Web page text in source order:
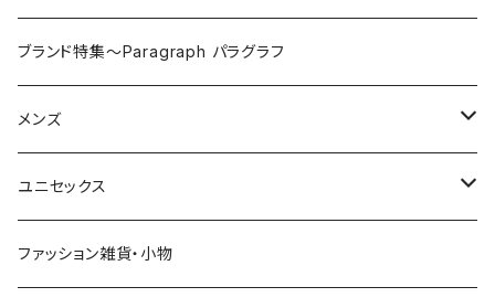
ブランド特集～Paragraph パラグラフ
メンズ
トップス
Tシャツ（半袖・五分袖）
ボトムス
ユニセックス
トップス
ファッション雑貨・小物